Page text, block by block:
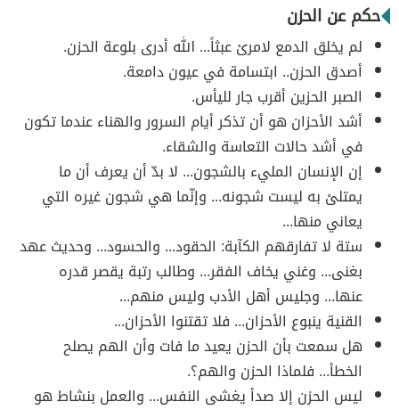
حكم عن الحزن
لم يخلق الدمع لامرئ عبثاً... الله أدرى بلوعة الحزن.
أصدق الحزن.. ابتسامة في عيون دامعة.
الصبر الحزين أقرب جار لليأس.
أشد الأحزان هو أن تذكر أيام السرور والهناء عندما تكون
في أشد حالات التعاسة والشقاء.
إن الإنسان المليء بالشجون... لا بدّ أن يعرف أن ما
يمتلئ به ليست شجونه... وإنّما هي شجون غيره التي
يعاني منها...
ستة لا تفارقهم الكآبة: الحقود... والحسود... وحديث عهد
بغنى... وغني يخاف الفقر... وطالب رتبة يقصر قدره
عنها... وجليس أهل الأدب وليس منهم...
القنية ينبوع الأحزان... فلا تقتنوا الأحزان...
هل سمعت بأن الحزن يعيد ما فات وأن الهم يصلح
الخطأ... فلماذا الحزن والهم؟.
ليس الحزن إلا صدأ يغشى النفس... والعمل بنشاط هو